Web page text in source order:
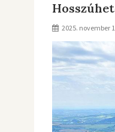
2025. november